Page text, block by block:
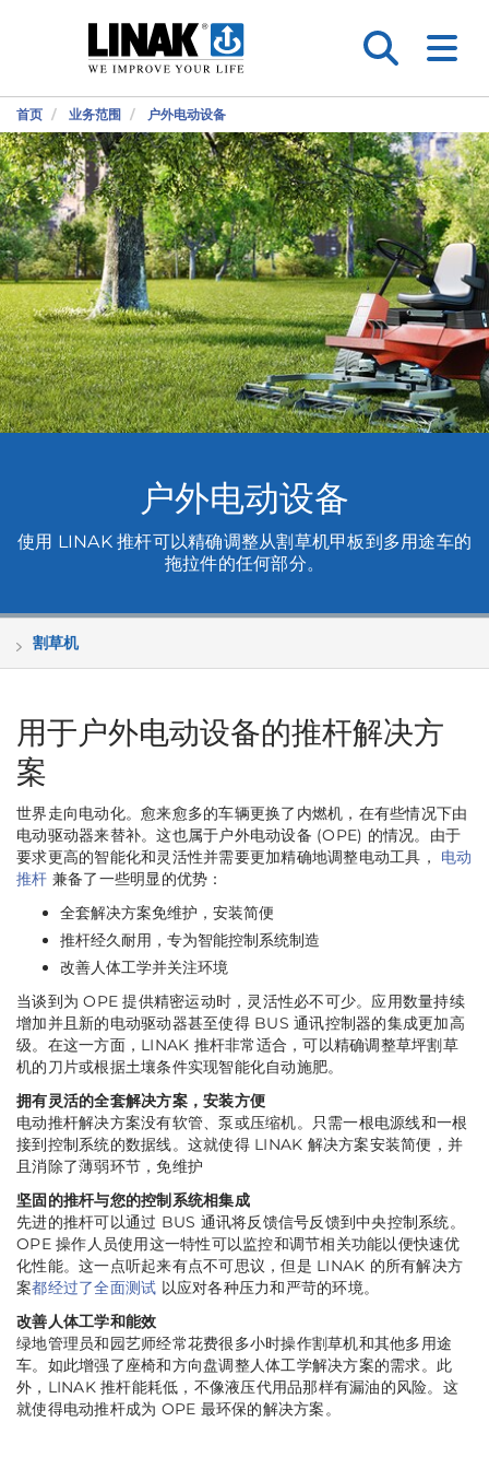
首页 业务范围 户外电动设备
户外电动设备
使用 LINAK 推杆可以精确调整从割草机甲板到多用途车的
拖拉件的任何部分。
割草机
用于户外电动设备的推杆解决方
案
世界走向电动化。愈来愈多的车辆更换了内燃机，在有些情况下由
电动驱动器来替补。这也属于户外电动设备 (OPE) 的情况。由于
要求更高的智能化和灵活性并需要更加精确地调整电动工具， 电动
推杆 兼备了一些明显的优势：
全套解决方案免维护，安装简便
推杆经久耐用，专为智能控制系统制造
改善人体工学并关注环境
当谈到为 OPE 提供精密运动时，灵活性必不可少。应用数量持续
增加并且新的电动驱动器甚至使得 BUS 通讯控制器的集成更加高
级。在这一方面，LINAK 推杆非常适合，可以精确调整草坪割草
机的刀片或根据土壤条件实现智能化自动施肥。
拥有灵活的全套解决方案，安装方便
电动推杆解决方案没有软管、泵或压缩机。只需一根电源线和一根
接到控制系统的数据线。这就使得 LINAK 解决方案安装简便，并
且消除了薄弱环节，免维护
坚固的推杆与您的控制系统相集成
先进的推杆可以通过 BUS 通讯将反馈信号反馈到中央控制系统。
OPE 操作人员使用这一特性可以监控和调节相关功能以便快速优
化性能。这一点听起来有点不可思议，但是 LINAK 的所有解决方
案都经过了全面测试 以应对各种压力和严苛的环境。
改善人体工学和能效
绿地管理员和园艺师经常花费很多小时操作割草机和其他多用途
车。如此增强了座椅和方向盘调整人体工学解决方案的需求。此
外，LINAK 推杆能耗低，不像液压代用品那样有漏油的风险。这
就使得电动推杆成为 OPE 最环保的解决方案。